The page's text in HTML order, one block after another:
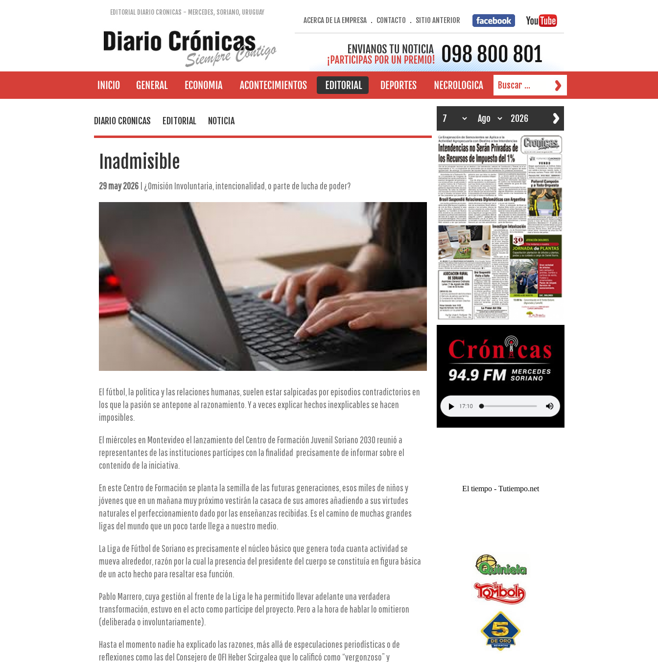
EDITORIAL DIARIO CRONICAS - MERCEDES, SORIANO, URUGUAY
ACERCA DE LA EMPRESA. CONTACTO . SITIO ANTERIOR
DIARIO CRONICAS EDITORIAL NOTICIA
Inadmisible
29 may 2026| ¿Omisión Involuntaria, intencionalidad, o parte de lucha de poder?
El fútbol, la política y las relaciones humanas, suelen estar salpicadas por episodios contradictorios en
los que la pasión se antepone al razonamiento. Y a veces explicar hechos inexplicables se hacen
imposibles.
El miércoles en Montevideo el lanzamiento del Centro de Formación Juvenil Soriano 2030 reunió a
representantes de las instituciones partícipes con la finalidad precisamente de informar sobre el
contenido de la iniciativa.
En este Centro de Formación se planta la semilla de las futuras generaciones, esos miles de niños y
jóvenes que en un mañana muy próximo vestirán la casaca de sus amores añadiendo a sus virtudes
naturales el perfeccionamiento dado por las enseñanzas recibidas. Es el camino de muchas grandes
ligas del mundo que un poco tarde llega a nuestro medio.
La Liga de Fútbol de Soriano es precisamente el núcleo básico que genera toda cuanta actividad se
mueva alrededor, razón por la cual la presencia del presidente del cuerpo se constituía en figura básica
de un acto hecho para resaltar esa función.
Pablo Marrero, cuya gestión al frente de la Liga le ha permitido llevar adelante una verdadera
transformación, estuvo en el acto como partícipe del proyecto. Pero a la hora de hablar lo omitieron
(deliberada o involuntariamente).
Hasta el momento nadie ha explicado las razones, más allá de especulaciones periodísticas o de
reflexiones como las del Consejero de OFI Heber Scirgalea que lo calificó como “vergonzoso” y
El tiempo - Tutiempo.net